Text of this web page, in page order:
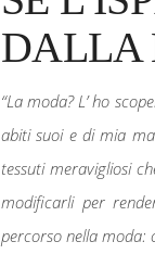
DALLA
“La moda? L’ ho
abiti suoi e di mia
tessuti meravigliosi
modificarli per
percorso nella moda: